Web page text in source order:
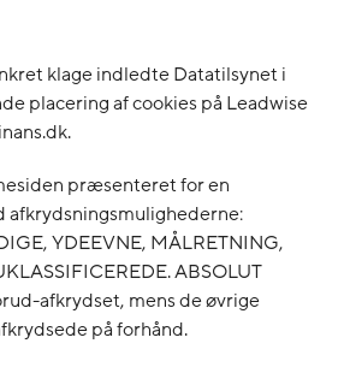
klage indledte Datatilsynet i
placering af cookies på Leadwise
præsenteret for en
afkrydsningsmulighederne:
YDEEVNE, MÅLRETNING,
ABSOLUT
afkrydset, mens de øvrige
på forhånd.